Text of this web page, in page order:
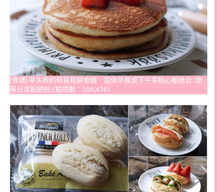
[食譜] 零失敗的簡易鬆餅食譜．當做早餐或下午茶點心都適合 (使
用日清鬆餅粉)(點閱數：599,476)